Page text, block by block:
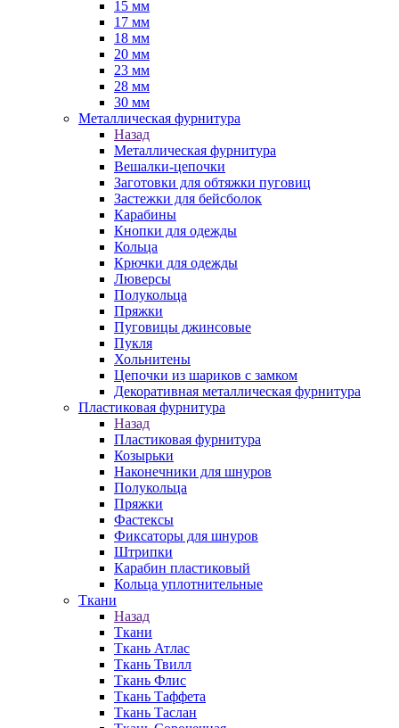
15 мм
17 мм
18 мм
20 мм
23 мм
28 мм
30 мм
Металлическая фурнитура
Назад
Металлическая фурнитура
Вешалки-цепочки
Заготовки для обтяжки пуговиц
Застежки для бейсболок
Карабины
Кнопки для одежды
Кольца
Крючки для одежды
Люверсы
Полукольца
Пряжки
Пуговицы джинсовые
Пукля
Хольнитены
Цепочки из шариков с замком
Декоративная металлическая фурнитура
Пластиковая фурнитура
Назад
Пластиковая фурнитура
Козырьки
Наконечники для шнуров
Полукольца
Пряжки
Фастексы
Фиксаторы для шнуров
Штрипки
Карабин пластиковый
Кольца уплотнительные
Ткани
Назад
Ткани
Ткань Атлас
Ткань Твилл
Ткань Флис
Ткань Таффета
Ткань Таслан